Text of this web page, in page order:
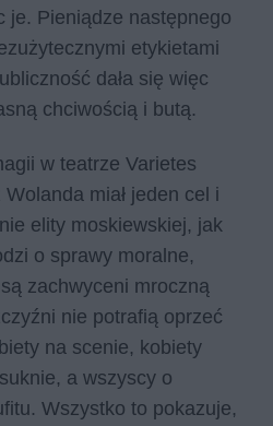
je. Pieniądze następnego
etykietami
dała się więc
chciwością i butą.
w teatrze Varietes
miał jeden cel i
elity moskiewskiej, jak
o sprawy moralne,
zachwyceni mroczną
nie potrafią oprzeć
na scenie, kobiety
a wszyscy o
Wszystko to pokazuje,